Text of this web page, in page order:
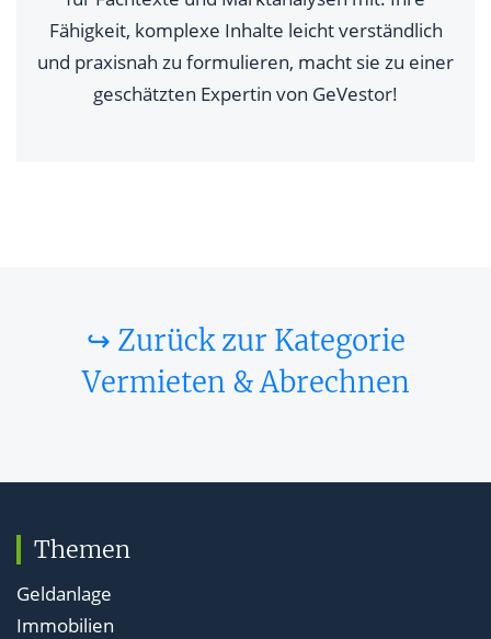
Fähigkeit, komplexe Inhalte leicht verständlich
und praxisnah zu formulieren, macht sie zu einer
geschätzten Expertin von GeVestor!
↪ Zurück zur Kategorie
Vermieten & Abrechnen
Themen
Geldanlage
Immobilien